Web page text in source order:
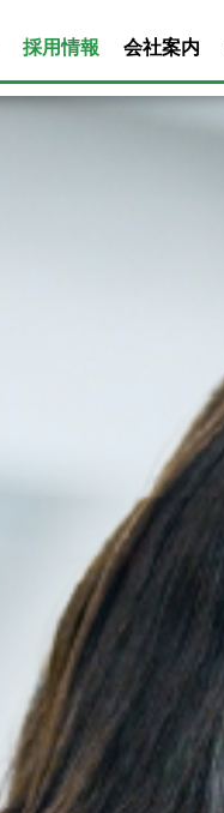
採用情報 会社案内